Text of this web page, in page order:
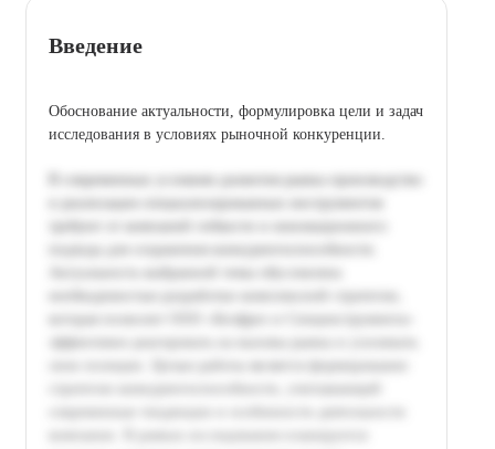
Введение
Обоснование актуальности, формулировка цели и задач
исследования в условиях рыночной конкуренции.